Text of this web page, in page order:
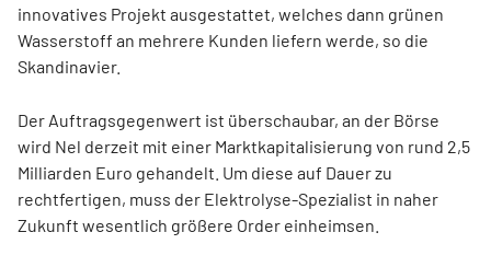
innovatives Projekt ausgestattet, welches dann grünen
Wasserstoff an mehrere Kunden liefern werde, so die
Skandinavier.
Der Auftragsgegenwert ist überschaubar, an der Börse
wird Nel derzeit mit einer Marktkapitalisierung von rund 2,5
Milliarden Euro gehandelt. Um diese auf Dauer zu
rechtfertigen, muss der Elektrolyse-Spezialist in naher
Zukunft wesentlich größere Order einheimsen.